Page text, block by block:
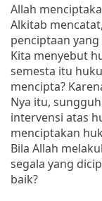
Allah
Alkitab
penciptaan
Kita menyebut
semesta itu
mencipta?
Nya itu,
intervensi atas
menciptakan
Bila Allah
segala yang
baik?